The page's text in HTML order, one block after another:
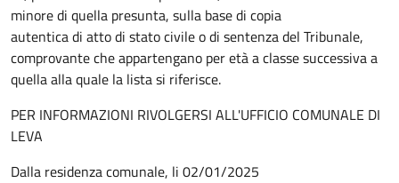
minore di quella presunta, sulla base di copia
autentica di atto di stato civile o di sentenza del Tribunale,
comprovante che appartengano per età a classe successiva a
quella alla quale la lista si riferisce.
PER INFORMAZIONI RIVOLGERSI ALL'UFFICIO COMUNALE DI
LEVA
Dalla residenza comunale, li 02/01/2025